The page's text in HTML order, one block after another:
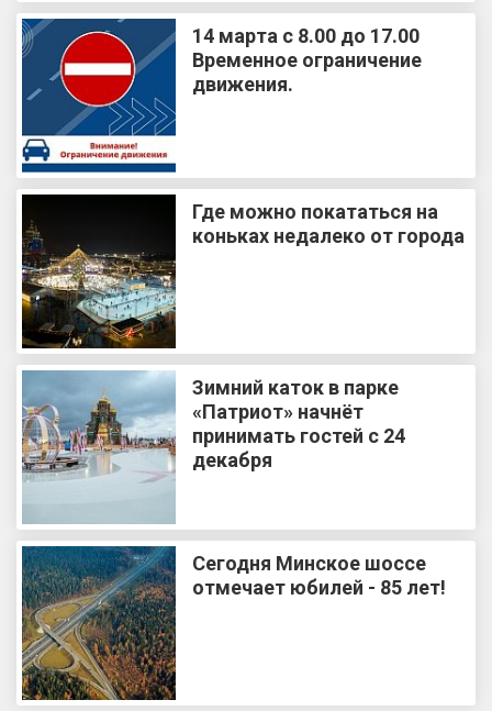
14 марта с 8.00 до 17.00
Временное ограничение
движения.
Где можно покататься на
коньках недалеко от города
Зимний каток в парке
«Патриот» начнёт
принимать гостей с 24
декабря
Сегодня Минское шоссе
отмечает юбилей - 85 лет!